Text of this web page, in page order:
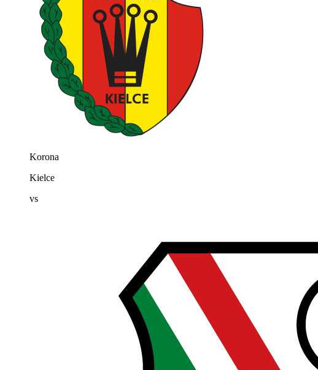
Korona
Kielce
vs